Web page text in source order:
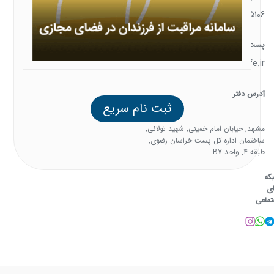
ثبت نام سریع
05138385106
پست الکترونیک
support@familysafe.ir
آدرس دفتر
مشهد, خیابان امام خمینی, شهید تولائی,
ساختمان اداره کل پست خراسان رضوی,
طبقه 4, واحد B7